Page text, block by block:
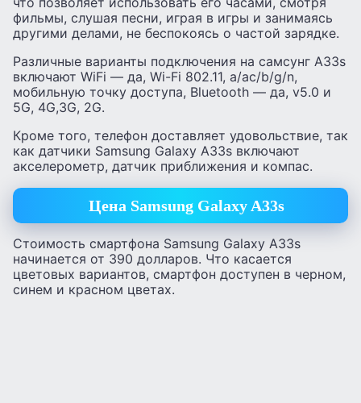
фильмы, слушая песни, играя в игры и занимаясь
другими делами, не беспокоясь о частой зарядке.
Различные варианты подключения на самсунг А33s
включают WiFi — да, Wi-Fi 802.11, a/ac/b/g/n,
мобильную точку доступа, Bluetooth — да, v5.0 и
5G, 4G,3G, 2G.
Кроме того, телефон доставляет удовольствие, так
как датчики Samsung Galaxy A33s включают
акселерометр, датчик приближения и компас.
Цена Samsung Galaxy A33s
Стоимость смартфона Samsung Galaxy A33s
начинается от 390 долларов. Что касается
цветовых вариантов, смартфон доступен в черном,
синем и красном цветах.